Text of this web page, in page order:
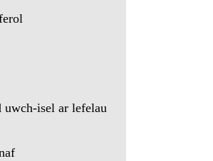
isel ar lefelau